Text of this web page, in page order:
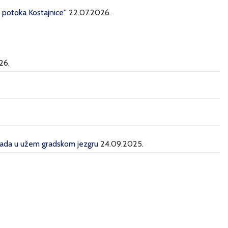
Kostajnice'' 22.07.2026.
u užem gradskom jezgru 24.09.2025.